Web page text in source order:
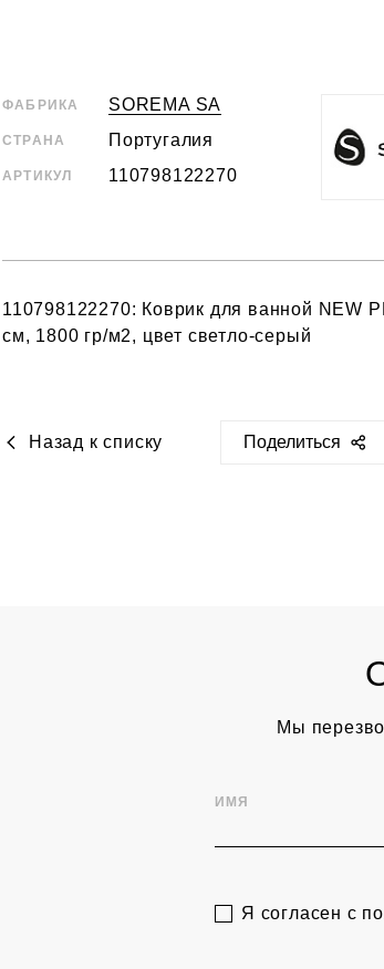
ФАБРИКА SOREMA SA
СТРАНА Португалия
АРТИКУЛ 110798122270
110798122270: Коврик для ванной NEW
см, 1800 гр/м2, цвет светло-серый
Назад к списку
https://
Поделиться
Мы
ИМЯ
Я согласен с